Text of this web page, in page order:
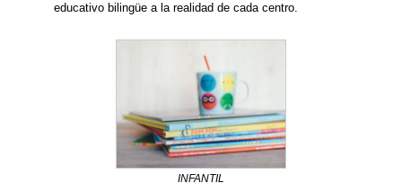
educativo bilingüe a la realidad de cada centro.
INFANTIL